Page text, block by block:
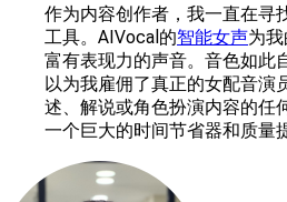
作为内容创作者，我一直在寻
工具。AIVocal的智能女声为
富有表现力的声音。音色如此
以为我雇佣了真正的女配音演
述、解说或角色扮演内容的任
一个巨大的时间节省器和质量